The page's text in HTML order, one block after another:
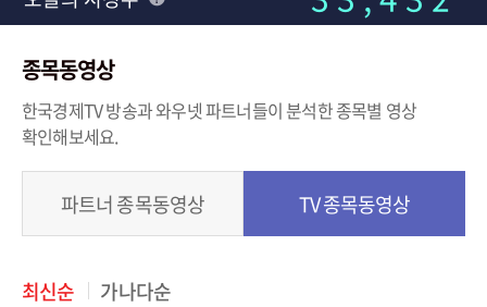
종목동영상
한국경제TV 방송과 와우넷 파트너들이 분석한 종목별 영상
확인해보세요.
파트너 종목동영상 TV 종목동영상
최신순 가나다순